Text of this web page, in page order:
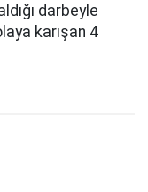
darbeyle
karışan 4